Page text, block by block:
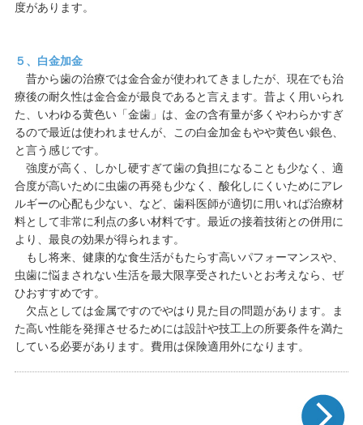
度があります。
５、白金加金
昔から歯の治療では金合金が使われてきましたが、現在でも治
療後の耐久性は金合金が最良であると言えます。昔よく用いられ
た、いわゆる黄色い「金歯」は、金の含有量が多くやわらかすぎ
るので最近は使われませんが、この白金加金もやや黄色い銀色、
と言う感じです。
強度が高く、しかし硬すぎて歯の負担になることも少なく、適
合度が高いために虫歯の再発も少なく、酸化しにくいためにアレ
ルギーの心配も少ない、など、歯科医師が適切に用いれば治療材
料として非常に利点の多い材料です。最近の接着技術との併用に
より、最良の効果が得られます。
もし将来、健康的な食生活がもたらす高いパフォーマンスや、
虫歯に悩まされない生活を最大限享受されたいとお考えなら、ぜ
ひおすすめです。
欠点としては金属ですのでやはり見た目の問題があります。ま
た高い性能を発揮させるためには設計や技工上の所要条件を満た
している必要があります。費用は保険適用外になります。